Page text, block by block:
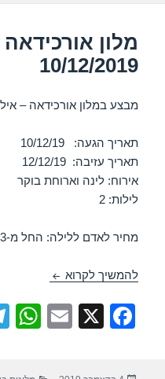
מלון
10/12/2019
מבצע במלון אורכידאה –
תאריך הגעה: 10/12/19
תאריך עזיבה: 12/12/19
אירוח: לינה וארוחת בוקר
לילות: 2
מחיר לאדם ללילה: החל מ-₪283
להמשיך לקרוא מלון אורכידאה –
F
X
E